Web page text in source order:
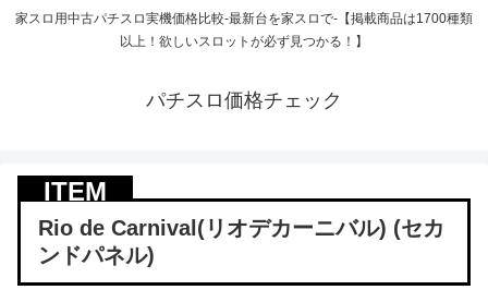
家スロ用中古パチスロ実機価格比較-最新台を家スロで-【掲載商品は1700種類
以上！欲しいスロットが必ず見つかる！】
パチスロ価格チェック
Rio de Carnival(リオデカーニバル) (セカ
ンドパネル)